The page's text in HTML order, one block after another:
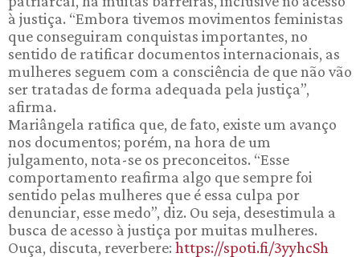
à justiça. “Embora tivemos movimentos feministas
que conseguiram conquistas importantes, no
sentido de ratificar documentos internacionais, as
mulheres seguem com a consciência de que não vão
ser tratadas de forma adequada pela justiça”,
afirma.
Mariângela ratifica que, de fato, existe um avanço
nos documentos; porém, na hora de um
julgamento, nota-se os preconceitos. “Esse
comportamento reafirma algo que sempre foi
sentido pelas mulheres que é essa culpa por
denunciar, esse medo”, diz. Ou seja, desestimula a
busca de acesso à justiça por muitas mulheres.
Ouça, discuta, reverbere: https://spoti.fi/3yyhcSh